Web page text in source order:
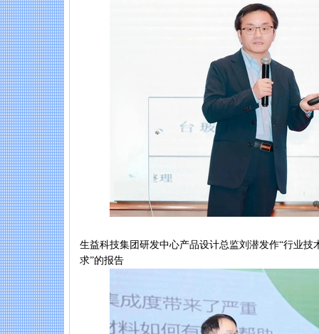
生益科技集团研发中心产品设计总监刘潜发作“行业技
求”的报告